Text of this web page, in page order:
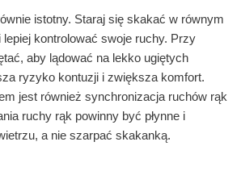
istotny. Staraj się skakać w równym
kontrolować swoje ruchy. Przy
aby lądować na lekko ugiętych
ryzyko kontuzji i zwiększa komfort.
jest również synchronizacja ruchów rąk
ruchy rąk powinny być płynne i
a nie szarpać skakanką.